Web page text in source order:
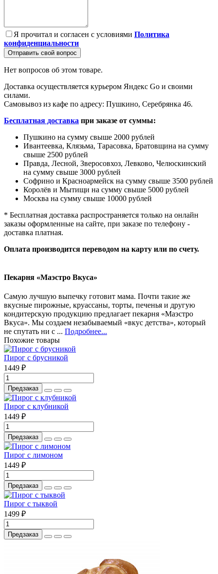
Я прочитал и согласен с условиями Политика
конфиденциальности
Отправить свой вопрос
Нет вопросов об этом товаре.
Доставка осуществляется курьером Яндекс Go и своими
силами.
Самовывоз из кафе по адресу: Пушкино, Серебрянка 46.
Бесплатная доставка при заказе от суммы:
Пушкино на сумму свыше 2000 рублей
Ивантеевка, Клязьма, Тарасовка, Братовщина на сумму
свыше 2500 рублей
Правда, Лесной, Зверосовхоз, Левково, Челюскинский
на сумму свыше 3000 рублей
Софрино и Красноармейск на сумму свыше 3500 рублей
Королёв и Мытищи на сумму свыше 5000 рублей
Москва на сумму свыше 10000 рублей
* Бесплатная доставка распространяется только на онлайн
заказы оформленные на сайте, при заказе по телефону -
доставка платная.
Оплата производится переводом на карту или по счету.
Пекарня «Маэстро Вкуса»
Самую лучшую выпечку готовит мама. Почти такие же
вкусные пирожные, круассаны, торты, печенья и другую
кондитерскую продукцию предлагает пекарня «Маэстро
Вкуса». Мы создаем незабываемый «вкус детства», который
не спутать ни с ... Подробнее...
Похожие товары
Пирог с брусникой
1449 ₽
Предзаказ
Пирог с клубникой
1449 ₽
Предзаказ
Пирог с лимоном
1449 ₽
Предзаказ
Пирог с тыквой
1499 ₽
Предзаказ